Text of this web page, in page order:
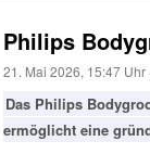
Philips
21. Mai 2026, 15:47 Uhr
Das Philips
ermöglicht eine